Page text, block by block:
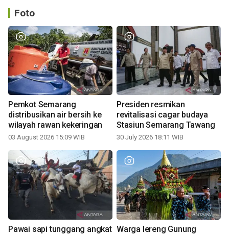
Foto
Pemkot Semarang
distribusikan air bersih ke
wilayah rawan kekeringan
03 August 2026 15:09 WIB
Presiden resmikan
revitalisasi cagar budaya
Stasiun Semarang Tawang
30 July 2026 18:11 WIB
Pawai sapi tunggang angkat Warga lereng Gunung